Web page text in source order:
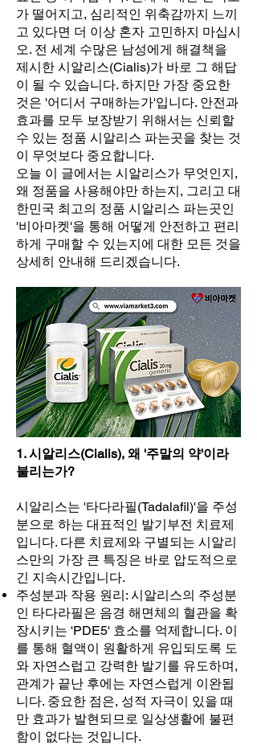
가 떨어지고, 심리적인 위축감까지 느끼
고 있다면 더 이상 혼자 고민하지 마십시
오. 전 세계 수많은 남성에게 해결책을
제시한 시알리스(Cialis)가 바로 그 해답
이 될 수 있습니다. 하지만 가장 중요한
것은 '어디서 구매하는가'입니다. 안전과
효과를 모두 보장받기 위해서는 신뢰할
수 있는 정품 시알리스 파는곳을 찾는 것
이 무엇보다 중요합니다.
오늘 이 글에서는 시알리스가 무엇인지,
왜 정품을 사용해야만 하는지, 그리고 대
한민국 최고의 정품 시알리스 파는곳인
'비아마켓'을 통해 어떻게 안전하고 편리
하게 구매할 수 있는지에 대한 모든 것을
상세히 안내해 드리겠습니다.
1. 시알리스(Cialis), 왜 '주말의 약'이라
불리는가?
시알리스는 '타다라필(Tadalafil)'을 주성
분으로 하는 대표적인 발기부전 치료제
입니다. 다른 치료제와 구별되는 시알리
스만의 가장 큰 특징은 바로 압도적으로
긴 지속시간입니다.
주성분과 작용 원리: 시알리스의 주성분
인 타다라필은 음경 해면체의 혈관을 확
장시키는 'PDE5' 효소를 억제합니다. 이
를 통해 혈액이 원활하게 유입되도록 도
와 자연스럽고 강력한 발기를 유도하며,
관계가 끝난 후에는 자연스럽게 이완됩
니다. 중요한 점은, 성적 자극이 있을 때
만 효과가 발현되므로 일상생활에 불편
함이 없다는 것입니다.